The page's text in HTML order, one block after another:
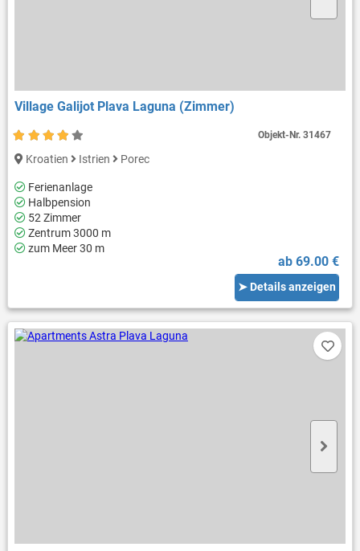
Village Galijot Plava Laguna (Zimmer)
Kroatien Istrien Porec
Ferienanlage
Halbpension
52 Zimmer
Zentrum 3000 m
zum Meer 30 m
ab 69.00 €
➤ Details anzeigen
Objekt-Nr.31467